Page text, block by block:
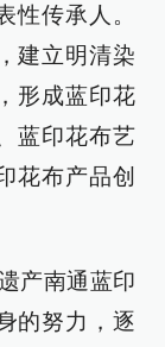
性传承人。
建立明清染
形成蓝印花
蓝印花布艺
花布产品创
产南通蓝印
的努力，逐